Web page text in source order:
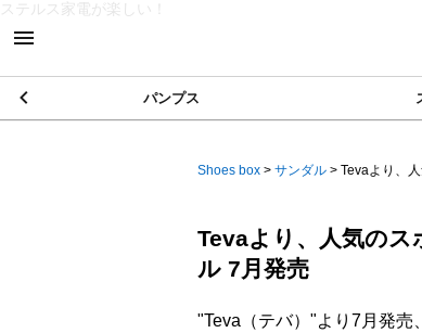
ステルス家電が楽しい！
パンプス
Shoes box > サンダル > Tevaより、
Tevaより、人気の
ル 7月発売
"Teva（テバ）"より7月発売